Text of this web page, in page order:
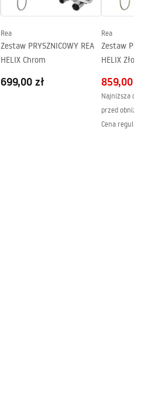
24 miesiące
Tak, po wewnętrznej stronie
szyby
Rea
Zestaw PRYSZNICOWY REA
HELIX Chrom
699,00 zł
Rea
Zestaw
HELIX Złoty
859,00 zł
Najniższa
przed obniżką:
Cena regularna